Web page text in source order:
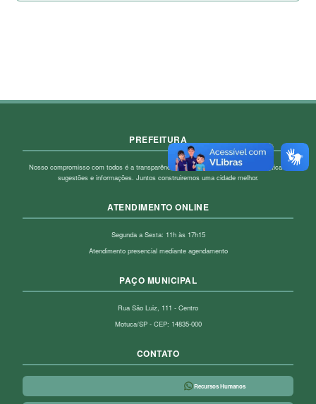
PREFEITURA
Nosso compromisso com todos é a transparência! Fique à vontade para enviar críticas,
sugestões e informações. Juntos construiremos uma cidade melhor.
ATENDIMENTO ONLINE
Segunda a Sexta: 11h às 17h15
Atendimento presencial mediante agendamento
PAÇO MUNICIPAL
Rua São Luiz, 111 - Centro
Motuca/SP - CEP: 14835-000
CONTATO
Recursos Humanos